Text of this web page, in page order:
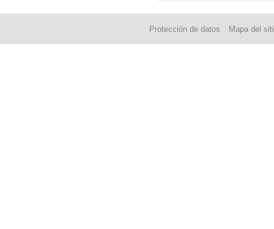
Protección de datos Mapa del